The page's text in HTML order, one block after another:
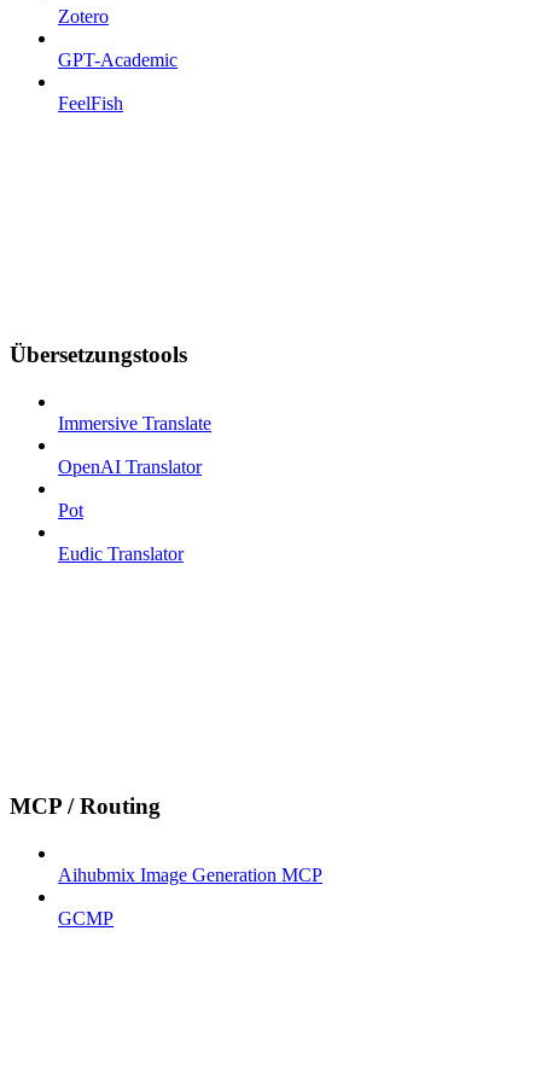
Zotero
GPT-Academic
FeelFish
Übersetzungstools
Immersive Translate
OpenAI Translator
Pot
Eudic Translator
MCP / Routing
Aihubmix Image Generation MCP
GCMP